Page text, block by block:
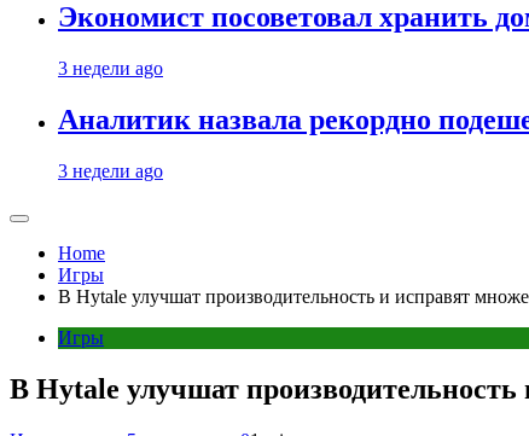
Экономист посоветовал хранить
3 недели ago
Аналитик назвала рекордно
3 недели ago
Home
Игры
В Hytale улучшат производительность и исправят
Игры
В Hytale улучшат производительность